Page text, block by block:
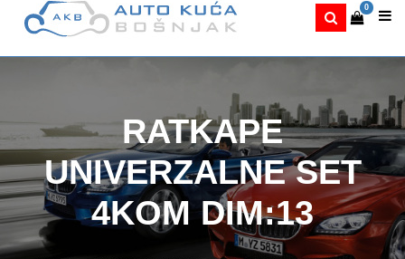
0
RATKAPE
UNIVERZALNE SET
4KOM DIM:13